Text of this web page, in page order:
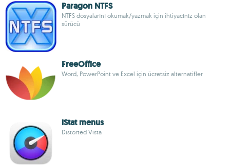
Paragon NTFS
NTFS dosyalarını okumak/yazmak için ihtiyacınız olan
sürücü
FreeOffice
Word, PowerPoint ve Excel için ücretsiz alternatifler
iStat menus
Distorted Vista